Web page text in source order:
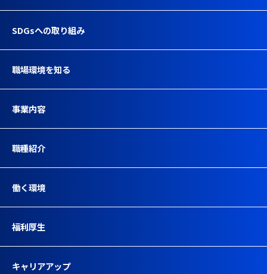
SDGsへの取り組み
職場環境を知る
事業内容
職種紹介
働く環境
福利厚生
キャリアアップ